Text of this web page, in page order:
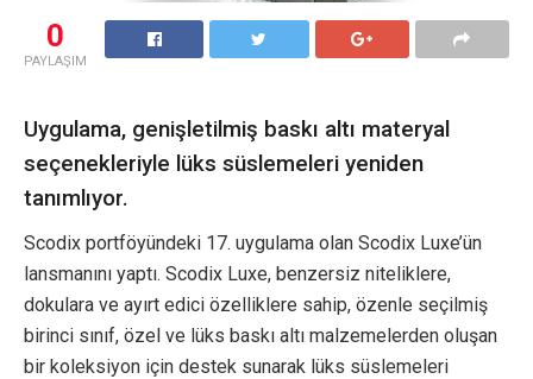
0
PAYLAŞIM
Uygulama, genişletilmiş baskı altı materyal
seçenekleriyle lüks süslemeleri yeniden
tanımlıyor.
Scodix portföyündeki 17. uygulama olan Scodix Luxe’ün
lansmanını yaptı. Scodix Luxe, benzersiz niteliklere,
dokulara ve ayırt edici özelliklere sahip, özenle seçilmiş
birinci sınıf, özel ve lüks baskı altı malzemelerden oluşan
bir koleksiyon için destek sunarak lüks süslemeleri